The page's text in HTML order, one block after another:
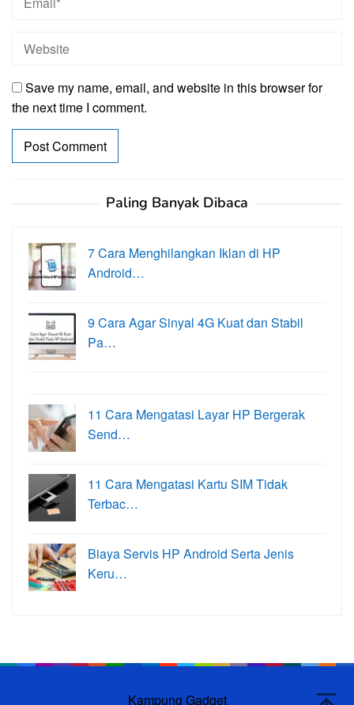
Save my name, email, and website in this browser for
the next time I comment.
Paling Banyak Dibaca
7 Cara Menghilangkan Iklan di HP
Android…
9 Cara Agar Sinyal 4G Kuat dan Stabil
Pa…
11 Cara Mengatasi Layar HP Bergerak
Send…
11 Cara Mengatasi Kartu SIM Tidak
Terbac…
Biaya Servis HP Android Serta Jenis
Keru…
Kampung Gadget